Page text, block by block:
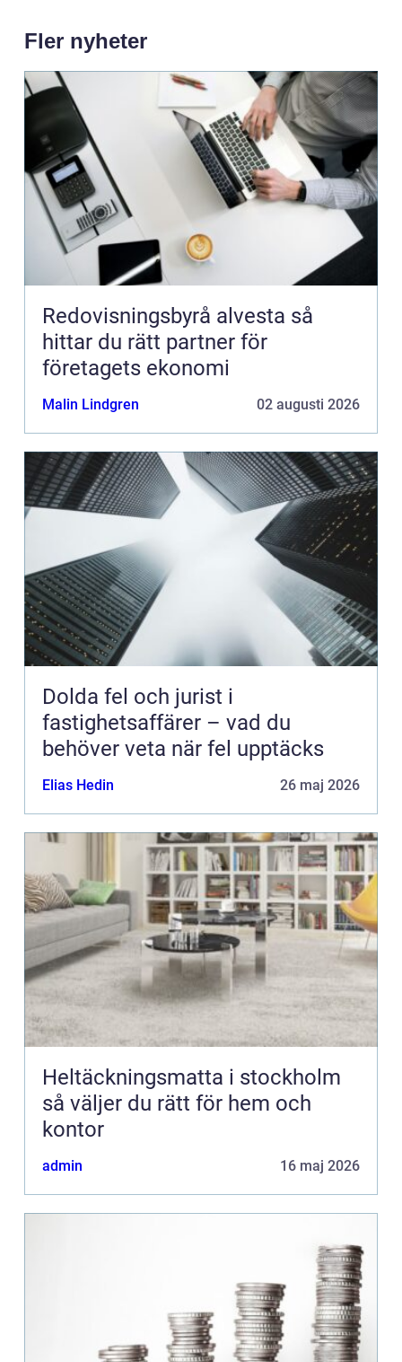
Fler nyheter
Redovisningsbyrå alvesta så
hittar du rätt partner för
företagets ekonomi
Malin Lindgren 02 augusti 2026
Dolda fel och jurist i
fastighetsaffärer – vad du
behöver veta när fel upptäcks
Elias Hedin 26 maj 2026
Heltäckningsmatta i stockholm
så väljer du rätt för hem och
kontor
admin 16 maj 2026